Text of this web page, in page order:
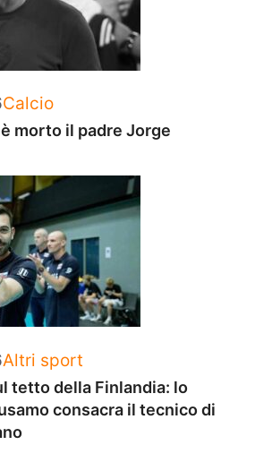
Categorie
Calcio
morto il padre Jorge
Categorie
Altri sport
tetto della Finlandia: lo
consacra il tecnico di